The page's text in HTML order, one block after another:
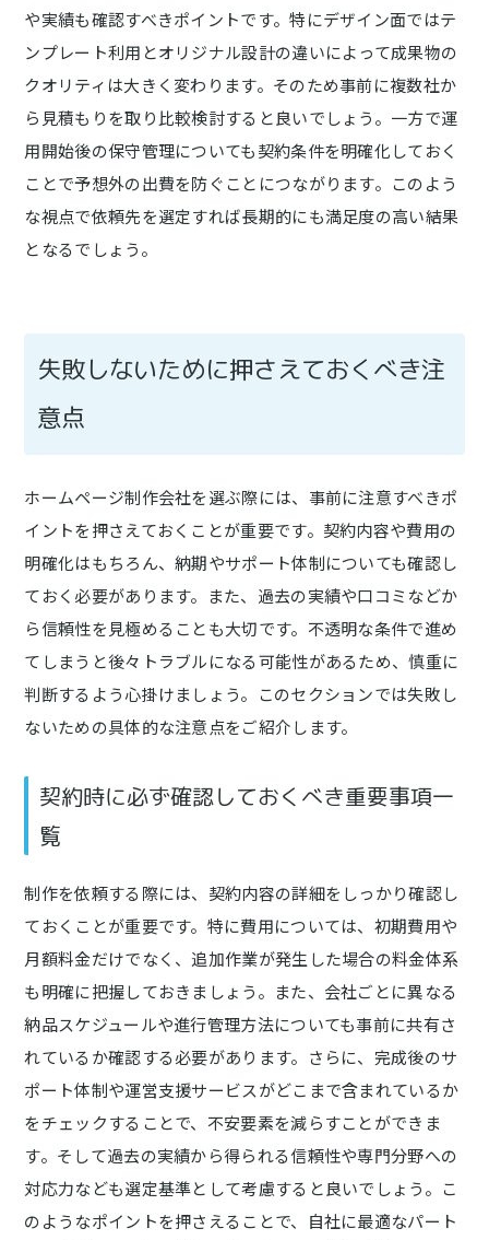
や実績も確認すべきポイントです。特にデザイン面ではテ
ンプレート利用とオリジナル設計の違いによって成果物の
クオリティは大きく変わります。そのため事前に複数社か
ら見積もりを取り比較検討すると良いでしょう。一方で運
用開始後の保守管理についても契約条件を明確化しておく
ことで予想外の出費を防ぐことにつながります。このよう
な視点で依頼先を選定すれば長期的にも満足度の高い結果
となるでしょう。
失敗しないために押さえておくべき注
意点
ホームページ制作会社を選ぶ際には、事前に注意すべきポ
イントを押さえておくことが重要です。契約内容や費用の
明確化はもちろん、納期やサポート体制についても確認し
ておく必要があります。また、過去の実績や口コミなどか
ら信頼性を見極めることも大切です。不透明な条件で進め
てしまうと後々トラブルになる可能性があるため、慎重に
判断するよう心掛けましょう。このセクションでは失敗し
ないための具体的な注意点をご紹介します。
契約時に必ず確認しておくべき重要事項一
覧
制作を依頼する際には、契約内容の詳細をしっかり確認し
ておくことが重要です。特に費用については、初期費用や
月額料金だけでなく、追加作業が発生した場合の料金体系
も明確に把握しておきましょう。また、会社ごとに異なる
納品スケジュールや進行管理方法についても事前に共有さ
れているか確認する必要があります。さらに、完成後のサ
ポート体制や運営支援サービスがどこまで含まれているか
をチェックすることで、不安要素を減らすことができま
す。そして過去の実績から得られる信頼性や専門分野への
対応力なども選定基準として考慮すると良いでしょう。こ
のようなポイントを押さえることで、自社に最適なパート